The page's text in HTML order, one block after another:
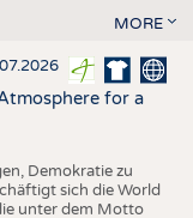
MORE
for a
Demokratie zu
sich die World
unter dem Motto